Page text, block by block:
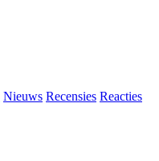
Nieuws Recensies Reacties